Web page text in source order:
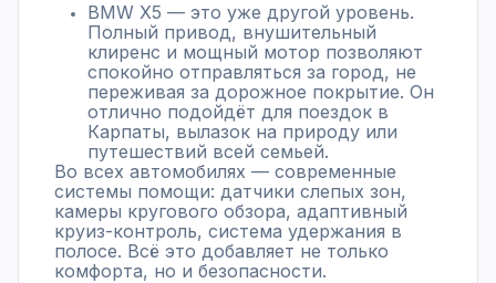
BMW X5 — это уже другой уровень.
Полный привод, внушительный
клиренс и мощный мотор позволяют
спокойно отправляться за город, не
переживая за дорожное покрытие. Он
отлично подойдёт для поездок в
Карпаты, вылазок на природу или
путешествий всей семьей.
Во всех автомобилях — современные
системы помощи: датчики слепых зон,
камеры кругового обзора, адаптивный
круиз-контроль, система удержания в
полосе. Всё это добавляет не только
комфорта, но и безопасности.